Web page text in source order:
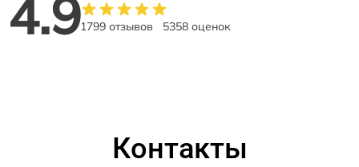
4.91799 отзывов 5358 оценок
Контакты